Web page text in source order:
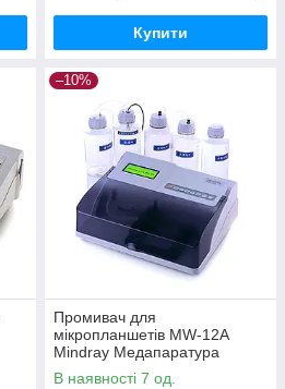
Купити
–10%
Промивач для
мікропланшетів MW-12A
Mindray Медапаратура
В наявності 7 од.